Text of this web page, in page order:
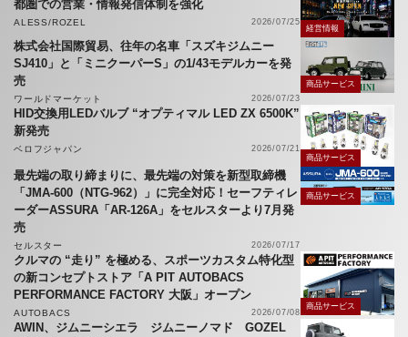
都圏での営業・情報発信体制を強化
ALESS/ROZEL 2026/07/25
経営情報
株式会社国際貿易、往年の名車「スズキジムニー
SJ410」と「ミニクーパーS」の1/43モデルカーを発
売
ワールドマーケット 2026/07/23
商品サービス
HID交換用LEDバルブ “オプティマル LED ZX 6500K”
新発売
ベロフジャパン
2026/07/21
商品サービス
最先端の取り締まりに、最先端の対策を新型取締機
「JMA-600（NTG-962）」に完全対応！セーフティレ
ーダーASSURA「AR-126A」をセルスターより7月発
売
セルスター 2026/07/17
商品サービス
クルマの “走り” を極める、スポーツカスタム特化型
の新コンセプトストア「A PIT AUTOBACS
PERFORMANCE FACTORY 大阪」オープン
AUTOBACS 2026/07/08
商品サービス
AWIN、ジムニーシエラ ジムニーノマド GOZEL